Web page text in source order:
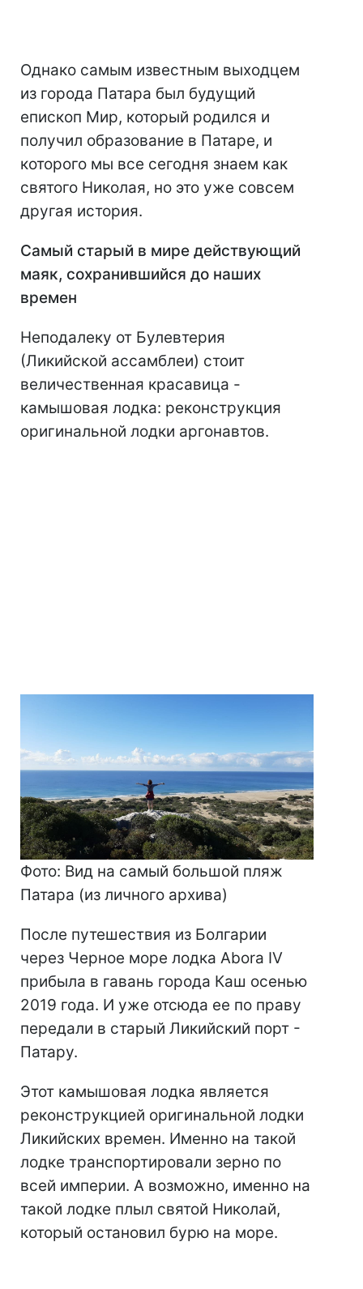
Однако самым известным выходцем
из города Патара был будущий
епископ Мир, который родился и
получил образование в Патаре, и
которого мы все сегодня знаем как
святого Николая, но это уже совсем
другая история.
Самый старый в мире действующий
маяк, сохранившийся до наших
времен
Неподалеку от Булевтерия
(Ликийской ассамблеи) стоит
величественная красавица -
камышовая лодка: реконструкция
оригинальной лодки аргонавтов.
Фото: Вид на самый большой пляж
Патара (из личного архива)
После путешествия из Болгарии
через Черное море лодка Abora IV
прибыла в гавань города Каш осенью
2019 года. И уже отсюда ее по праву
передали в старый Ликийский порт -
Патару.
Этот камышовая лодка является
реконструкцией оригинальной лодки
Ликийских времен. Именно на такой
лодке транспортировали зерно по
всей империи. А возможно, именно на
такой лодке плыл святой Николай,
который остановил бурю на море.